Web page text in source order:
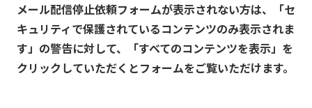
メール配信停止依頼フォームが表示されない方は、「セ
キュリティで保護されているコンテンツのみ表示されま
す」の警告に対して、「すべてのコンテンツを表示」を
クリックしていただくとフォームをご覧いただけます。